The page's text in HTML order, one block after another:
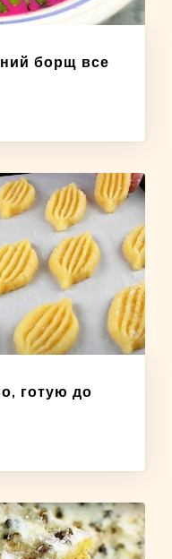
борщ все
готую до